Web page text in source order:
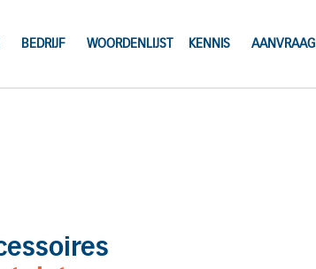
BEDRIJF WOORDENLIJST KENNIS AANVRAAG